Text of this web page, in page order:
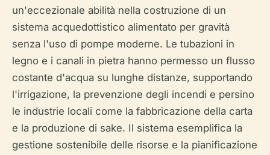
un'eccezionale abilità nella costruzione di un
sistema acquedottistico alimentato per gravità
senza l'uso di pompe moderne. Le tubazioni in
legno e i canali in pietra hanno permesso un flusso
costante d'acqua su lunghe distanze, supportando
l'irrigazione, la prevenzione degli incendi e persino
le industrie locali come la fabbricazione della carta
e la produzione di sake. Il sistema esemplifica la
gestione sostenibile delle risorse e la pianificazione